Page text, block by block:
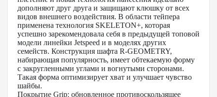
дополняют друг друга и защищают клюшку от всех
видов внешнего воздействия. В области тейпера
применена технология SKELETON+, которая
успешно зарекомендовала себя в предыдущей топовой
модели линейки Jetspeed и в моделях других
семейств. Конструкция шафта R-GEOMETRY,
набирающая популярность, имеет обтекаемую форму
с закругленными углами и вогнутыми сторонами.
Такая форма оптимизирует хват и улучшает чувство
шайбы.
Покрытие Grip: обновленное противоскользящее